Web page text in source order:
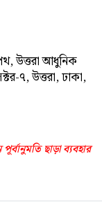
উত্তরা আধুনিক
৭, উত্তরা, ঢাকা,
ছাড়া ব্যবহার